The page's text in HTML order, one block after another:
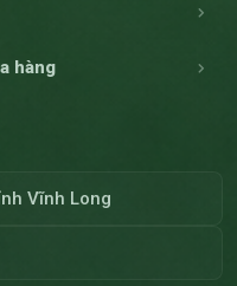
hàng
Vĩnh Long